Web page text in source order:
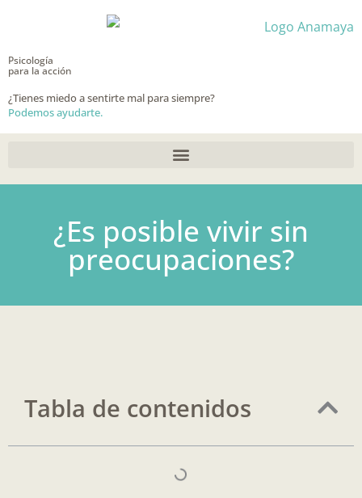
contenido
Psicología
para la acción
¿Tienes miedo a sentirte mal para siempre?
Podemos ayudarte.
¿Es posible vivir sin
preocupaciones?
Tabla de contenidos